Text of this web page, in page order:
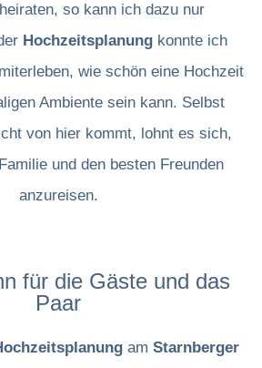
so kann ich dazu nur
Hochzeitsplanung konnte ich
wie schön eine Hochzeit
Ambiente sein kann. Selbst
von hier kommt, lohnt es sich,
und den besten Freunden
anzureisen.
für die Gäste und das
Paar
am Starnberger